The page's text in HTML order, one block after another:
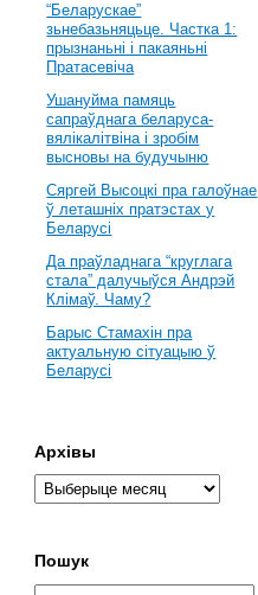
“Беларускае”
зьнебазьняцьце. Частка 1:
прызнаньні і пакаяньні
Пратасевіча
Ушануйма памяць
сапраўднага беларуса-
вялікалітвіна і зробім
высновы на будучыню
Сяргей Высоцкі пра галоўнае
ў леташніх пратэстах у
Беларусі
Да праўладнага “круглага
стала” далучыўся Андрэй
Клімаў. Чаму?
Барыс Стамахін пра
актуальную сітуацыю ў
Беларусі
Архівы
Пошук